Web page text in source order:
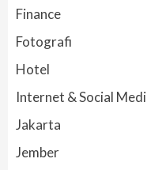
Finance
Fotografi
Hotel
Internet & Social
Jakarta
Jember